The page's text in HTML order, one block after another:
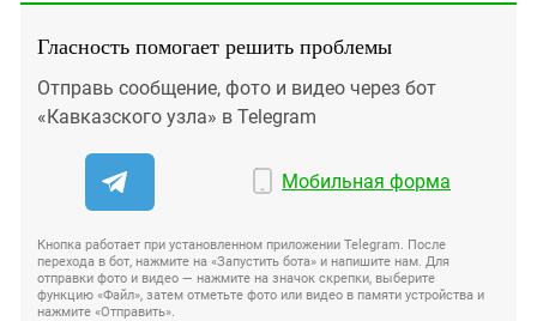
Гласность помогает решить проблемы
Отправь сообщение, фото и видео через бот
«Кавказского узла» в Telegram
Мобильная форма
Кнопка работает при установленном приложении Telegram. После
перехода в бот, нажмите на «Запустить бота» и напишите нам. Для
отправки фото и видео — нажмите на значок скрепки, выберите
функцию «Файл», затем отметьте фото или видео в памяти устройства и
нажмите «Отправить».